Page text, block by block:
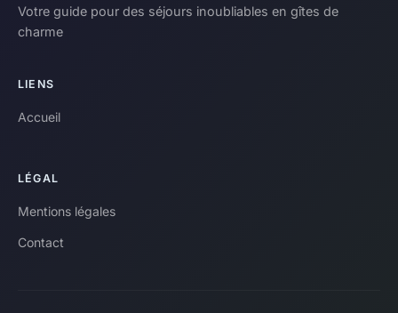
Votre guide pour des séjours inoubliables en gîtes de
charme
LIENS
Accueil
LÉGAL
Mentions légales
Contact